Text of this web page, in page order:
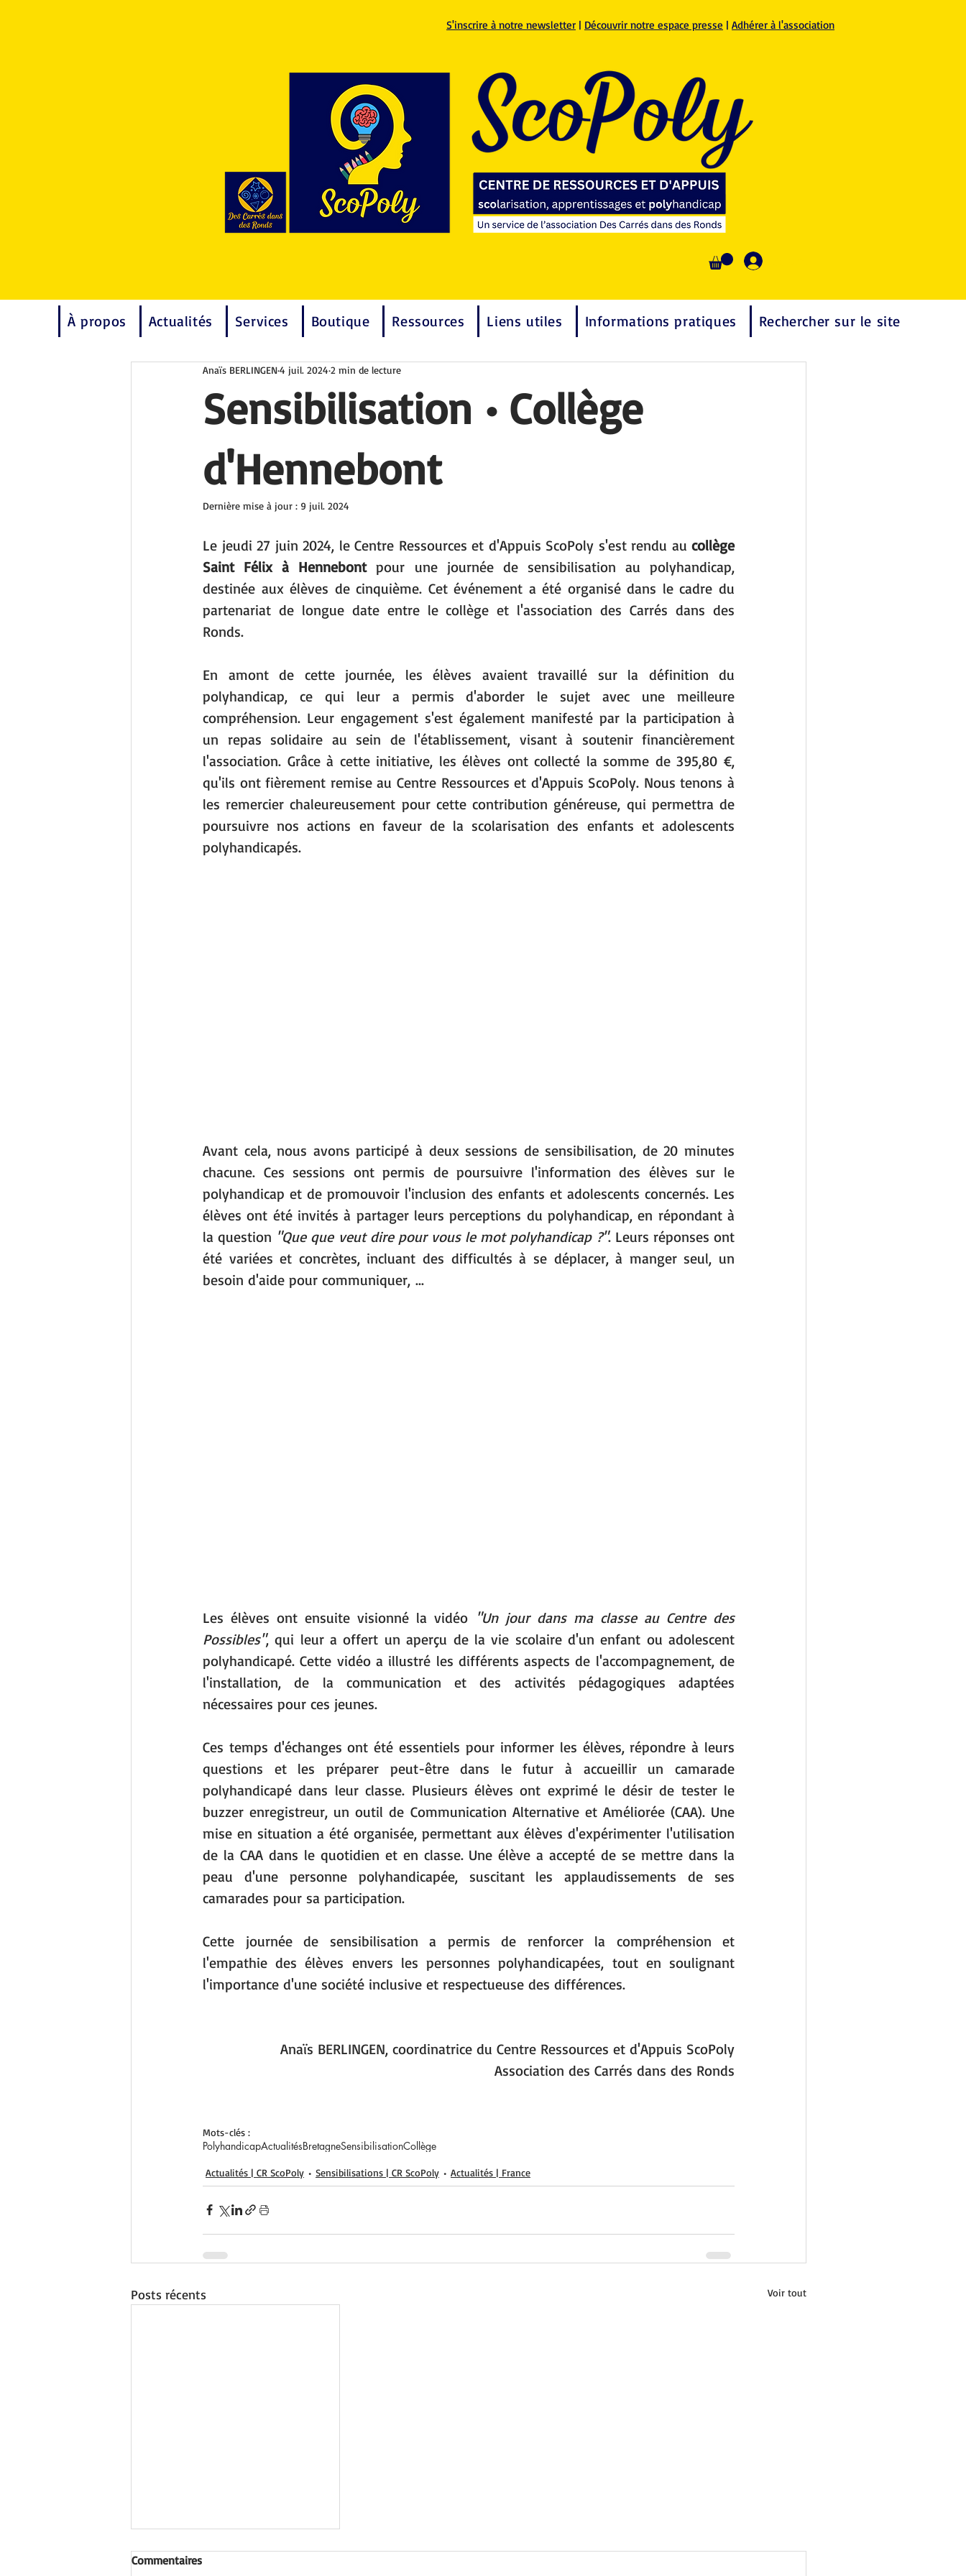
S'inscrire à notre newsletter | Découvrir notre espace presse | Adhérer à l'association
À propos Actualités Services Boutique Ressources Liens utiles Informations pratiques Rechercher sur le site
Sensibilisation • Collège
d'Hennebont
Anaïs BERLINGEN4 juil. 2024 2 min de lecture
Dernière mise à jour : 9 juil. 2024
Le jeudi 27 juin 2024, le Centre Ressources et d'Appuis ScoPoly s'est rendu au collège
Saint Félix à Hennebont pour une journée de sensibilisation au polyhandicap,
destinée aux élèves de cinquième. Cet événement a été organisé dans le cadre du
partenariat de longue date entre le collège et l'association des Carrés dans des
Ronds.
En amont de cette journée, les élèves avaient travaillé sur la définition du
polyhandicap, ce qui leur a permis d'aborder le sujet avec une meilleure
compréhension. Leur engagement s'est également manifesté par la participation à
un repas solidaire au sein de l'établissement, visant à soutenir financièrement
l'association. Grâce à cette initiative, les élèves ont collecté la somme de 395,80 €,
qu'ils ont fièrement remise au Centre Ressources et d'Appuis ScoPoly. Nous tenons à
les remercier chaleureusement pour cette contribution généreuse, qui permettra de
poursuivre nos actions en faveur de la scolarisation des enfants et adolescents
polyhandicapés.
Avant cela, nous avons participé à deux sessions de sensibilisation, de 20 minutes
chacune. Ces sessions ont permis de poursuivre l'information des élèves sur le
polyhandicap et de promouvoir l'inclusion des enfants et adolescents concernés. Les
élèves ont été invités à partager leurs perceptions du polyhandicap, en répondant à
la question "Que que veut dire pour vous le mot polyhandicap ?". Leurs réponses ont
été variées et concrètes, incluant des difficultés à se déplacer, à manger seul, un
besoin d'aide pour communiquer, ...
Les élèves ont ensuite visionné la vidéo "Un jour dans ma classe au Centre des
Possibles", qui leur a offert un aperçu de la vie scolaire d'un enfant ou adolescent
polyhandicapé. Cette vidéo a illustré les différents aspects de l'accompagnement, de
l'installation, de la communication et des activités pédagogiques adaptées
nécessaires pour ces jeunes.
Ces temps d'échanges ont été essentiels pour informer les élèves, répondre à leurs
questions et les préparer peut-être dans le futur à accueillir un camarade
polyhandicapé dans leur classe. Plusieurs élèves ont exprimé le désir de tester le
buzzer enregistreur, un outil de Communication Alternative et Améliorée (CAA). Une
mise en situation a été organisée, permettant aux élèves d'expérimenter l'utilisation
de la CAA dans le quotidien et en classe. Une élève a accepté de se mettre dans la
peau d'une personne polyhandicapée, suscitant les applaudissements de ses
camarades pour sa participation.
Cette journée de sensibilisation a permis de renforcer la compréhension et
l'empathie des élèves envers les personnes polyhandicapées, tout en soulignant
l'importance d'une société inclusive et respectueuse des différences.
Anaïs BERLINGEN, coordinatrice du Centre Ressources et d'Appuis ScoPoly
Association des Carrés dans des Ronds
Mots-clés :
PolyhandicapActualitésBretagneSensibilisationCollège
Actualités | CR ScoPoly Sensibilisations | CR ScoPoly Actualités | France
Posts récents Voir tout
Commentaires